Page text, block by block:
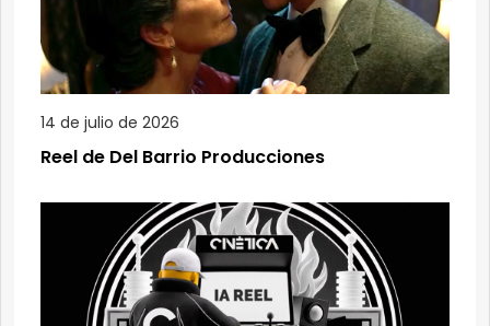
14 de julio de 2026
Reel de Del Barrio Producciones